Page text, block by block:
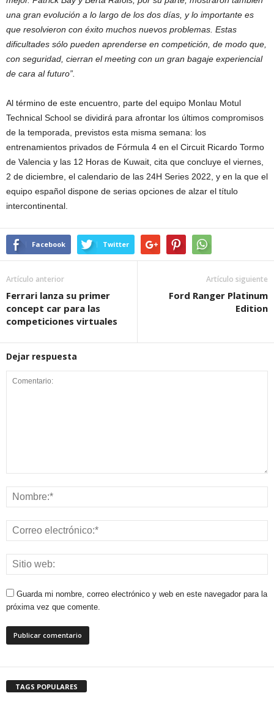
una gran evolución a lo largo de los dos días, y lo importante es
que resolvieron con éxito muchos nuevos problemas. Estas
dificultades sólo pueden aprenderse en competición, de modo que,
con seguridad, cierran el meeting con un gran bagaje experiencial
de cara al futuro”.
Al término de este encuentro, parte del equipo Monlau Motul
Technical School se dividirá para afrontar los últimos compromisos
de la temporada, previstos esta misma semana: los
entrenamientos privados de Fórmula 4 en el Circuit Ricardo Tormo
de Valencia y las 12 Horas de Kuwait, cita que concluye el viernes,
2 de diciembre, el calendario de las 24H Series 2022, y en la que el
equipo español dispone de serias opciones de alzar el título
intercontinental.
Facebook Twitter
Artículo anterior
Ferrari lanza su primer
concept car para las
competiciones virtuales
Artículo siguiente
Ford Ranger Platinum
Edition
Dejar respuesta
Guarda mi nombre, correo electrónico y web en este navegador para la
próxima vez que comente.
TAGS POPULARES